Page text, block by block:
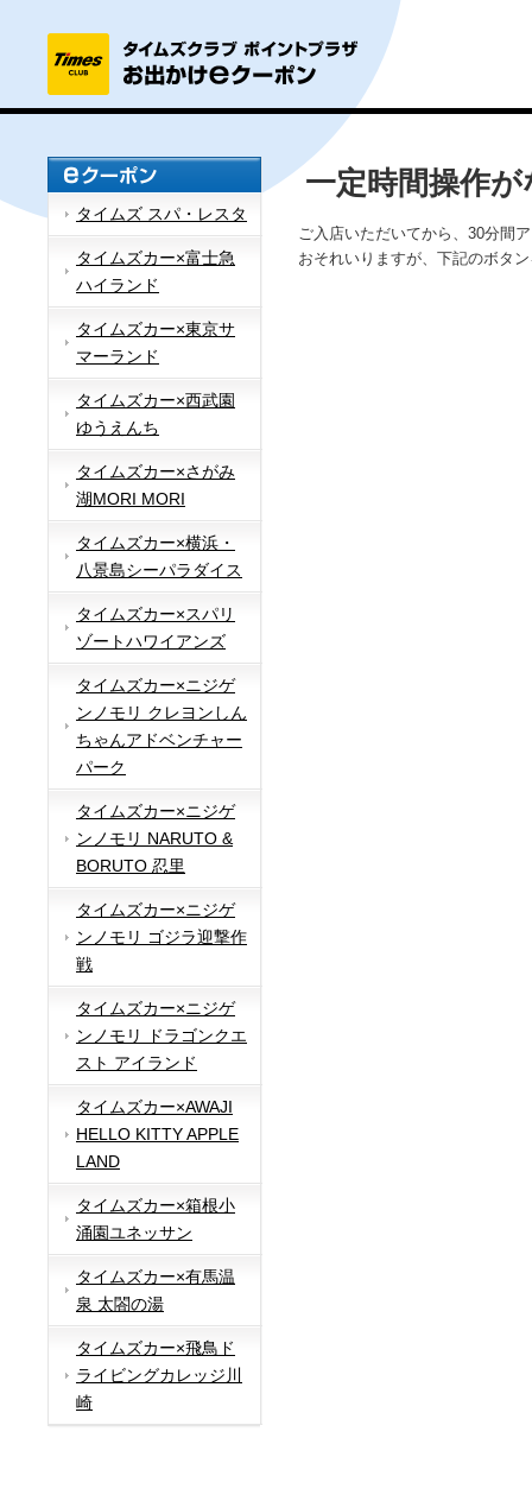
タイムズ スパ・レスタ
タイムズカー×富士急
ハイランド
タイムズカー×東京サ
マーランド
タイムズカー×西武園
ゆうえんち
タイムズカー×さがみ
湖MORI MORI
タイムズカー×横浜・
八景島シーパラダイス
タイムズカー×スパリ
ゾートハワイアンズ
タイムズカー×ニジゲ
ンノモリ クレヨンしん
ちゃんアドベンチャー
パーク
タイムズカー×ニジゲ
ンノモリ NARUTO &
BORUTO 忍里
タイムズカー×ニジゲ
ンノモリ ゴジラ迎撃作
戦
タイムズカー×ニジゲ
ンノモリ ドラゴンクエ
スト アイランド
タイムズカー×AWAJI
HELLO KITTY APPLE
LAND
タイムズカー×箱根小
涌園ユネッサン
タイムズカー×有馬温
泉 太閤の湯
タイムズカー×飛鳥ド
ライビングカレッジ川
崎
一定時間操作
ご入店いただいてから、30分間
おそれいりますが、下記のボタ